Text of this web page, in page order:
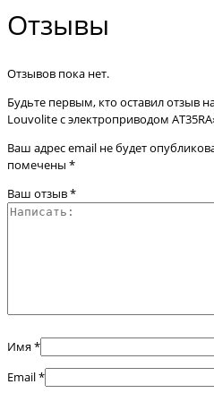
Отзывы
Отзывов пока нет.
Будьте первым, кто оставил отзыв
Louvolite с электроприводом
Ваш адрес email не будет
помечены *
Ваш отзыв*
Имя*
Email*